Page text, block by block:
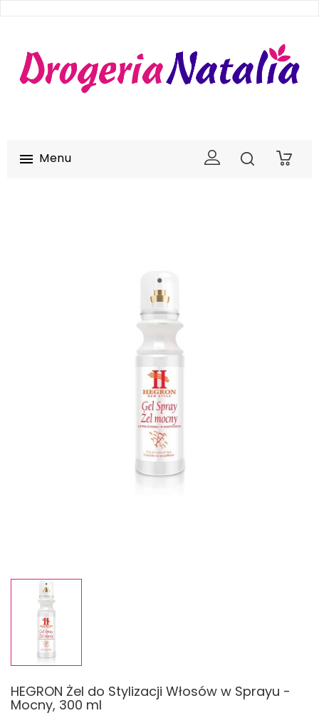
 Menu 0
HEGRON Żel do Stylizacji Włosów w Sprayu -
Mocny, 300 ml